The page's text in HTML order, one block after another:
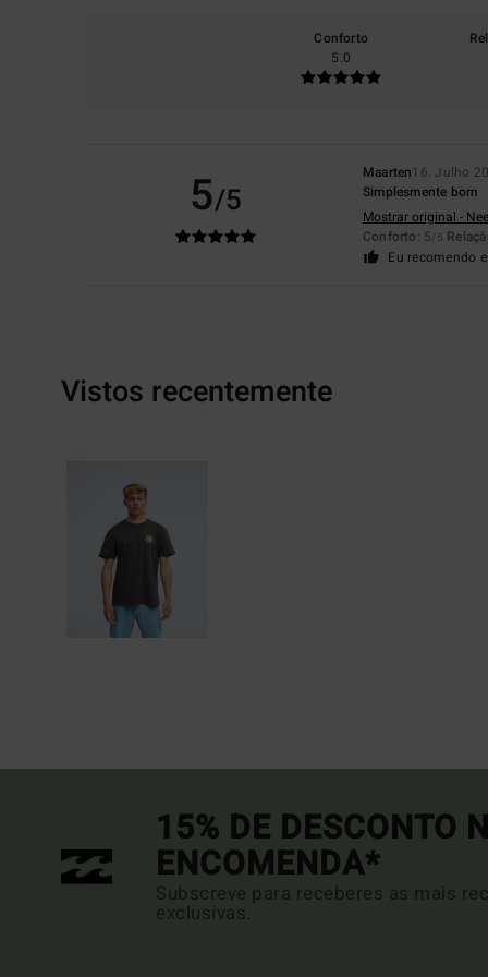
Conforto
5.0
5/5
Maarten16. Julho
Simplesmente bom
Mostrar original -
Conforto: 5/5
Eu recomendo
Vistos recentemente
15% DE DESCONTO
ENCOMENDA*
Subscreve para receberes as mais
exclusivas.